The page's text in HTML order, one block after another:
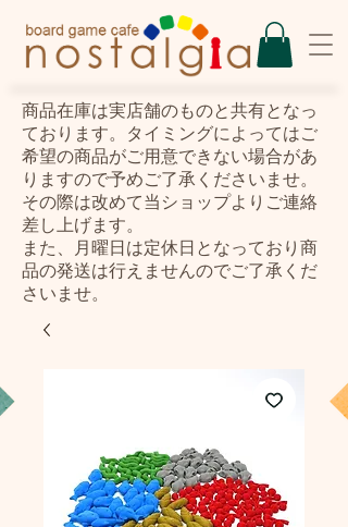
​商品在庫は実店舗のものと共有となっ
ております。タイミングによってはご
希望の商品がご用意できない場合があ
りますので予めご了承くださいませ。
その際は改めて当ショップよりご連絡
差し上げます。
また、月曜日は定休日となっており商
品の発送は行えませんのでご了承くだ
さいませ。